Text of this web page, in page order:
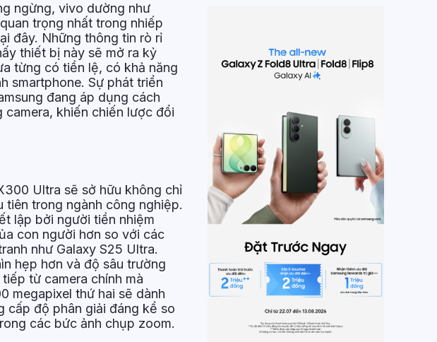
ngừng, vivo dường như
trọng nhất trong nhiếp
đây. Những thông tin rò rỉ
thiết bị này sẽ mở ra kỷ
từng có tiền lệ, có khả năng
smartphone. Sự phát triển
đang áp dụng cách
khiến chiến lược đổi
Ultra sẽ sở hữu không chỉ
tiên trong ngành công nghiệp.
lập bởi người tiền nhiệm
con người hơn so với các
như Galaxy S25 Ultra.
hẹp hơn và độ sâu trường
từ camera chính mà
megapixel thứ hai sẽ dành
cấp độ phân giải đáng kể so
các bức ảnh chụp zoom.